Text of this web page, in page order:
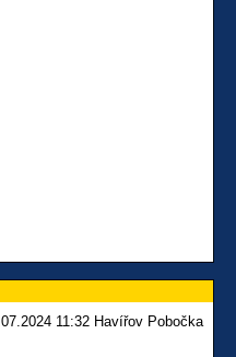
11:32 Havířov Pobočka